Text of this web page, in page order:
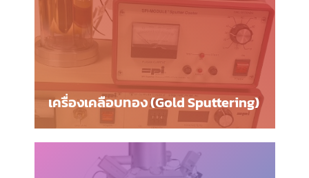
เครื่องเคลือบทอง (Gold Sputtering)